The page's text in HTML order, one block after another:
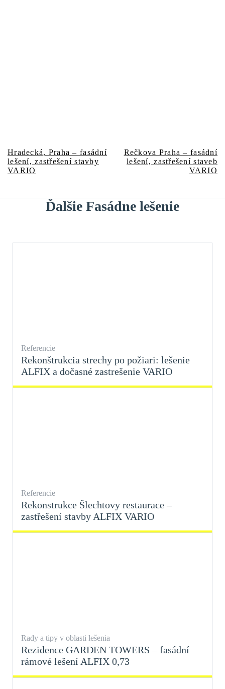
Navigácia
v
Predchádzajúci
článok:
Hradecká, Praha – fasádní
lešení, zastřešení stavby
VARIO
Nasledujúci
článok:
Rečkova Praha – fasádní
lešení, zastřešení staveb
VARIO
Ďalšie Fasádne lešenie
Referencie
Rekonštrukcia strechy po požiari: lešenie
ALFIX a dočasné zastrešenie VARIO
Referencie
Rekonstrukce Šlechtovy restaurace –
zastřešení stavby ALFIX VARIO
Rady a tipy v oblasti lešenia
Rezidence GARDEN TOWERS – fasádní
rámové lešení ALFIX 0,73